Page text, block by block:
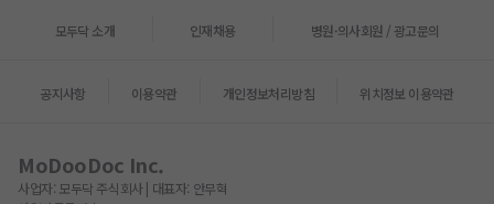
모두닥 소개 인재채용 병원·의사회원 / 광고문의
공지사항 이용약관 개인정보처리방침 위치정보 이용약관
MoDooDoc Inc.
사업자: 모두닥 주식회사| 대표자: 안무혁